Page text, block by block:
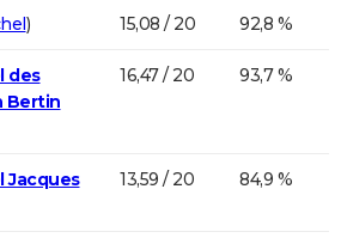
) 15,08 / 20 92,8 %
des
Bertin
16,47 / 20 93,7 %
Jacques
13,59 / 20 84,9 %